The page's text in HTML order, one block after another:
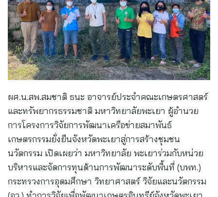
ผศ.น.สพ.สมชาติ ธนะ อาจารย์ประจำคณะเกษตรศาสตร์
และทรัพยากรธรรมชาติ มหาวิทยาลัยพะเยา ผู้อำนวย
การโครงการวิจัยการพัฒนาเครือข่ายสมาพันธ์
เกษตรกรรมยั่งยืนจังหวัดพะเยาสู่การสร้างชุมชน
นวัตกรรม เปิดเผยว่า มหาวิทยาลัย พะเยาร่วมกับหน่วย
บริหารและจัดการทุนด้านการพัฒนาระดับพื้นที่ (บพท.)
กระทรวงการอุดมศึกษา วิทยาศาสตร์ วิจัยและนวัตกรรม